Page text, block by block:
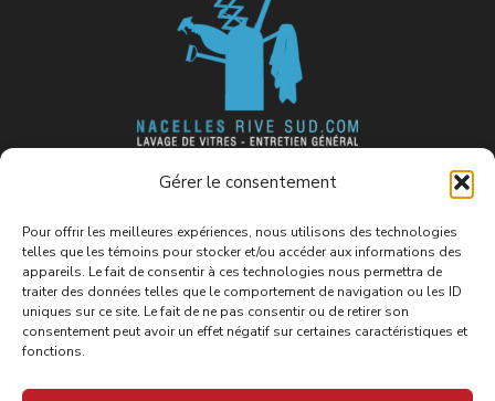
Gérer le consentement
Pour offrir les meilleures expériences, nous utilisons des technologies
telles que les témoins pour stocker et/ou accéder aux informations des
appareils. Le fait de consentir à ces technologies nous permettra de
traiter des données telles que le comportement de navigation ou les ID
uniques sur ce site. Le fait de ne pas consentir ou de retirer son
consentement peut avoir un effet négatif sur certaines caractéristiques et
fonctions.
Fier membre de l’association
suivante :